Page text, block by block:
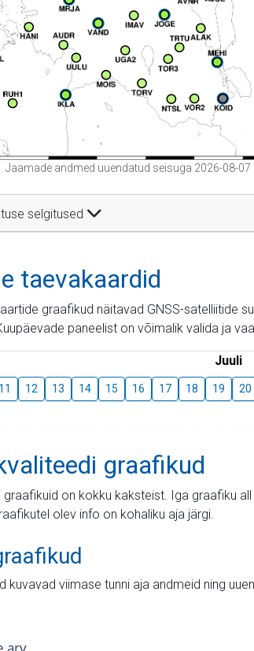
Jaamade andmed uuendatud seisuga 2026-08-07
selgitused
taevakaardid
graafikud näitavad GNSS-satelliitide
paneelist on võimalik valida ja
Juuli
11 12 13 14 15 16 17 18 19 20
graafikud
graafikuid on kokku kaksteist. Iga graafiku
olev info on kohaliku aja järgi.
kuvavad viimase tunni aja andmeid ning